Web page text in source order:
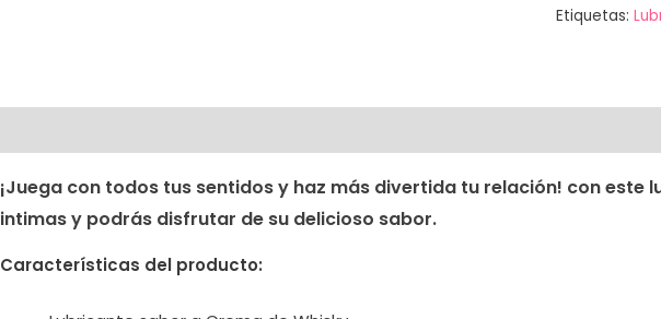
Etiquetas:
¡Juega con todos tus sentidos y haz más divertida tu relación! con
intimas y podrás disfrutar de su delicioso sabor.
Características del producto: